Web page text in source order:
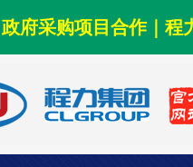
政府采购项目合作｜程